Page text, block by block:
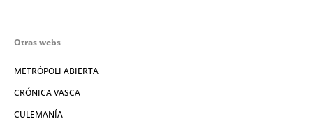
Otras webs
METRÓPOLI ABIERTA
CRÓNICA VASCA
CULEMANÍA